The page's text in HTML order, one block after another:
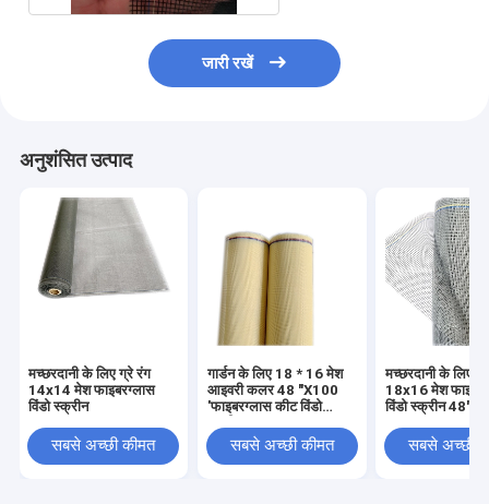
जारी रखें
अनुशंसित उत्पाद
मच्छरदानी के लिए ग्रे रंग
14x14 मेश फाइबरग्लास
विंडो स्क्रीन
सबसे अच्छी कीमत
गार्डन के लिए 18 * 16 मेश
आइवरी कलर 48 "X100
'फाइबरग्लास कीट विंडो
सबसे अच्छी कीमत
मच्छरदानी के लिए
18x16 मेश
विंडो स्क्रीन
सबसे अच्छी